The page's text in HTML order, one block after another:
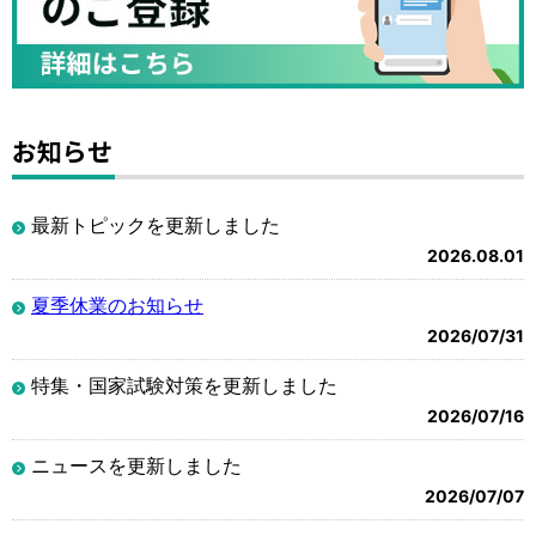
お知らせ
最新トピックを更新しました
2026.08.01
夏季休業のお知らせ
2026/07/31
特集・国家試験対策を更新しました
2026/07/16
ニュースを更新しました
2026/07/07